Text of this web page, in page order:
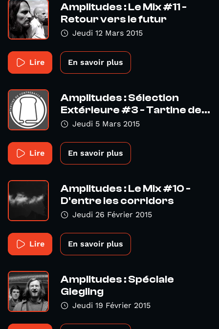
Amplitudes : Le Mix #11 -
Retour vers le futur
Jeudi 12 Mars 2015
Lire En savoir plus
Amplitudes : Sélection
Extérieure #3 - Tartine de...
Jeudi 5 Mars 2015
Lire En savoir plus
Amplitudes : Le Mix #10 -
D'entre les corridors
Jeudi 26 Février 2015
Lire En savoir plus
Amplitudes : Spéciale
Giegling
Jeudi 19 Février 2015